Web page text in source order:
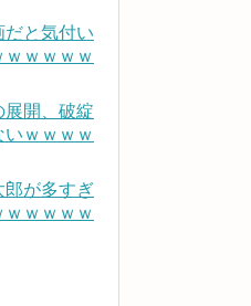
だと気付い
ｗｗｗｗ
展開、破綻
ｗｗｗｗ
郎が多すぎ
ｗｗｗｗ